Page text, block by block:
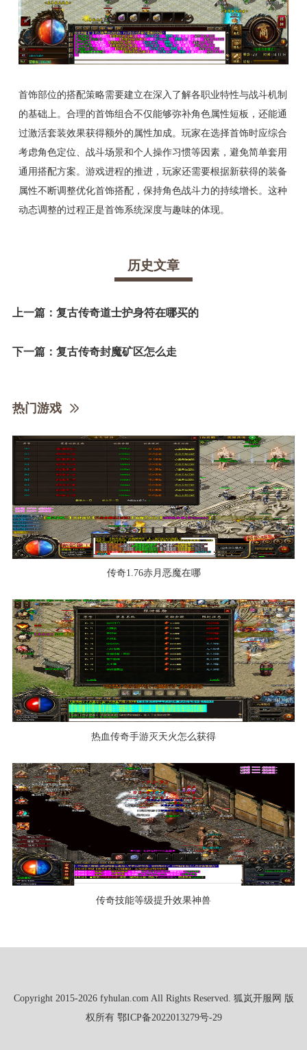
首饰部位的搭配策略需要建立在深入了解各职业特性与战斗机制
的基础上。合理的首饰组合不仅能够弥补角色属性短板，还能通
过激活套装效果获得额外的属性加成。玩家在选择首饰时应综合
考虑角色定位、战斗场景和个人操作习惯等因素，避免简单套用
通用搭配方案。游戏进程的推进，玩家还需要根据新获得的装备
属性不断调整优化首饰搭配，保持角色战斗力的持续增长。这种
动态调整的过程正是首饰系统深度与趣味的体现。
历史文章
上一篇： 复古传奇道士护身符在哪买的
下一篇： 复古传奇封魔矿区怎么走
热门游戏
传奇1.76赤月恶魔在哪
热血传奇手游灭天火怎么获得
传奇技能等级提升效果神兽
Copyright 2015-2026 fyhulan.com All Rights Reserved. 狐岚开服网 版
权所有 鄂ICP备2022013279号-29